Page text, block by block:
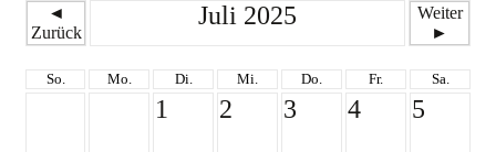
◄
Zurück
Juli 2025
Weiter
►
So. Mo. Di. Mi. Do. Fr. Sa.
1 2 3 4 5